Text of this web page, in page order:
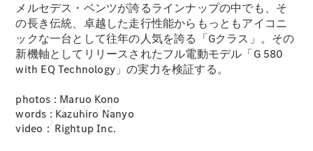
プライバシ
ーポリシー
ラインアップ
メルセデス・ベンツが誇るラインナップの中でも、そ
の長き伝統、卓越した走行性能からもっともアイコニ
ックな一台として往年の人気を誇る「Gクラス」。その
新機軸としてリリースされたフル電動モデル「G 580
with EQ Technology」の実力を検証する。
photos : Maruo Kono
words : Kazuhiro Nanyo
video：Rightup Inc.